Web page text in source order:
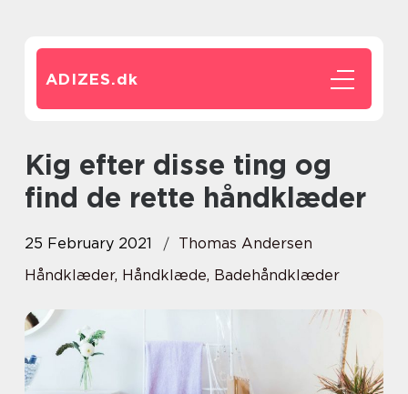
ADIZES.dk
Kig efter disse ting og
find de rette håndklæder
25 February 2021
Thomas Andersen
Håndklæder, Håndklæde, Badehåndklæder